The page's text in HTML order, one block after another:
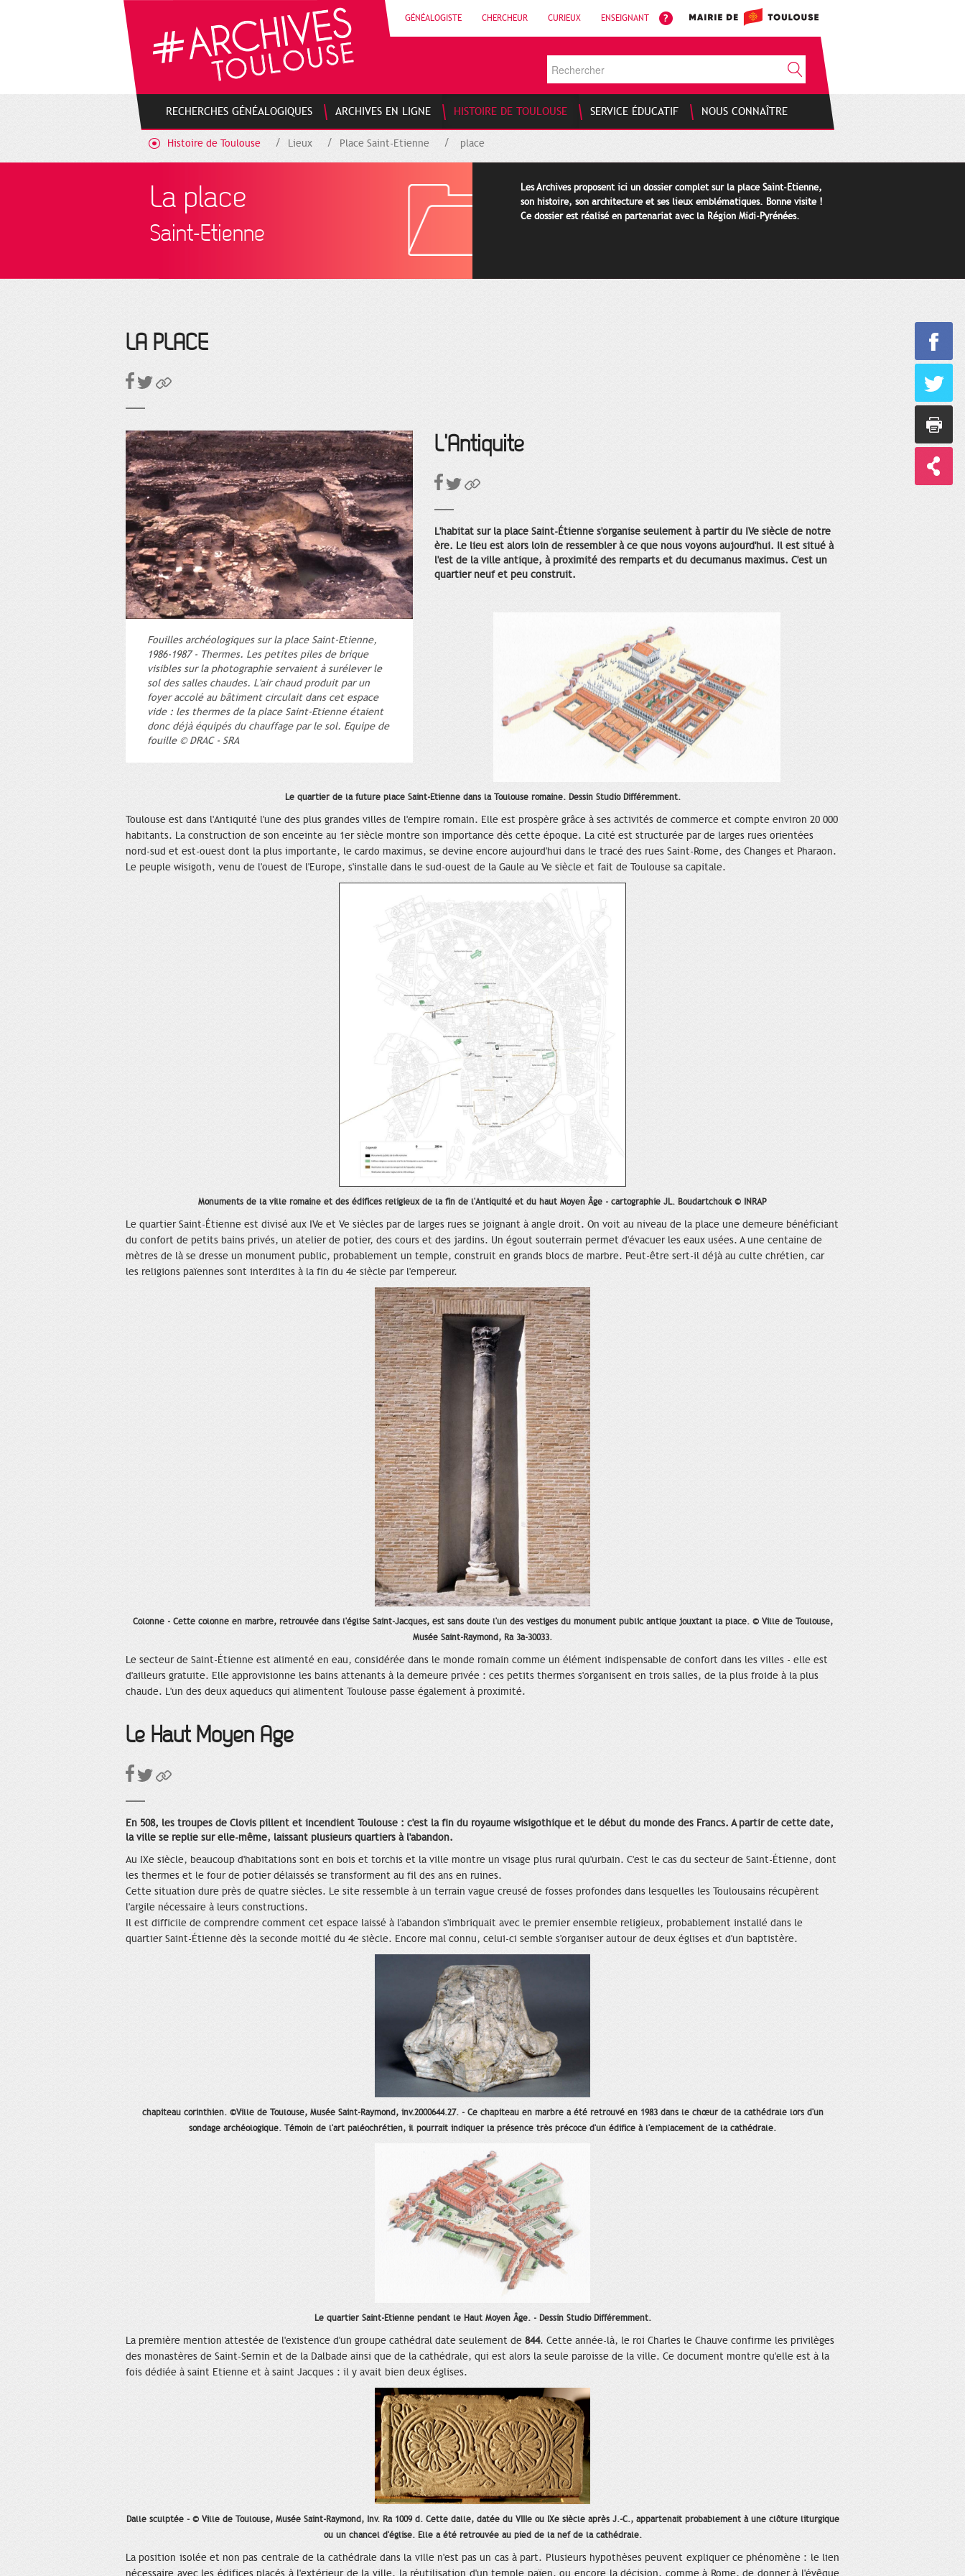
GÉNÉALOGISTE CHERCHEUR CURIEUX ENSEIGNANT
RECHERCHES GÉNÉALOGIQUES ARCHIVES EN LIGNE HISTOIRE DE TOULOUSE SERVICE ÉDUCATIF NOUS CONNAÎTRE
Histoire de Toulouse Lieux Place Saint-Etienne place
La place
Saint-Etienne
Les Archives proposent ici un dossier complet sur la place Saint-Etienne,
son histoire, son architecture et ses lieux emblématiques. Bonne visite !
Ce dossier est réalisé en partenariat avec la Région Midi-Pyrénées.
LA PLACE
Fouilles archéologiques sur la place Saint-Etienne,
1986-1987 - Thermes. Les petites piles de brique
visibles sur la photographie servaient à surélever le
sol des salles chaudes. L'air chaud produit par un
foyer accolé au bâtiment circulait dans cet espace
vide : les thermes de la place Saint-Etienne étaient
donc déjà équipés du chauffage par le sol. Equipe de
fouille © DRAC - SRA
L'Antiquité
L'habitat sur la place Saint-Étienne s'organise seulement à partir du IVe siècle de notre
ère. Le lieu est alors loin de ressembler à ce que nous voyons aujourd'hui. Il est situé à
l'est de la ville antique, à proximité des remparts et du decumanus maximus. C'est un
quartier neuf et peu construit.
Le quartier de la future place Saint-Etienne dans la Toulouse romaine. Dessin Studio Différemment.
Toulouse est dans l'Antiquité l'une des plus grandes villes de l'empire romain. Elle est prospère grâce à ses activités de commerce et compte environ 20 000
habitants. La construction de son enceinte au 1er siècle montre son importance dès cette époque. La cité est structurée par de larges rues orientées
nord-sud et est-ouest dont la plus importante, le cardo maximus, se devine encore aujourd'hui dans le tracé des rues Saint-Rome, des Changes et Pharaon.
Le peuple wisigoth, venu de l'ouest de l'Europe, s'installe dans le sud-ouest de la Gaule au Ve siècle et fait de Toulouse sa capitale.
Monuments de la ville romaine et des édifices religieux de la fin de l'Antiquité et du haut Moyen Âge - cartographie JL. Boudartchouk © INRAP
Le quartier Saint-Étienne est divisé aux IVe et Ve siècles par de larges rues se joignant à angle droit. On voit au niveau de la place une demeure bénéficiant
du confort de petits bains privés, un atelier de potier, des cours et des jardins. Un égout souterrain permet d'évacuer les eaux usées. A une centaine de
mètres de là se dresse un monument public, probablement un temple, construit en grands blocs de marbre. Peut-être sert-il déjà au culte chrétien, car
les religions païennes sont interdites à la fin du 4e siècle par l'empereur.
Colonne - Cette colonne en marbre, retrouvée dans l'église Saint-Jacques, est sans doute l'un des vestiges du monument public antique jouxtant la place. © Ville de Toulouse,
Musée Saint-Raymond, Ra 3a-30033.
Le secteur de Saint-Étienne est alimenté en eau, considérée dans le monde romain comme un élément indispensable de confort dans les villes - elle est
d'ailleurs gratuite. Elle approvisionne les bains attenants à la demeure privée : ces petits thermes s'organisent en trois salles, de la plus froide à la plus
chaude. L'un des deux aqueducs qui alimentent Toulouse passe également à proximité.
Le Haut Moyen Âge
En 508, les troupes de Clovis pillent et incendient Toulouse : c'est la fin du royaume wisigothique et le début du monde des Francs. A partir de cette date,
la ville se replie sur elle-même, laissant plusieurs quartiers à l'abandon.
Au IXe siècle, beaucoup d'habitations sont en bois et torchis et la ville montre un visage plus rural qu'urbain. C'est le cas du secteur de Saint-Étienne, dont
les thermes et le four de potier délaissés se transforment au fil des ans en ruines.
Cette situation dure près de quatre siècles. Le site ressemble à un terrain vague creusé de fosses profondes dans lesquelles les Toulousains récupèrent
l'argile nécessaire à leurs constructions.
Il est difficile de comprendre comment cet espace laissé à l'abandon s'imbriquait avec le premier ensemble religieux, probablement installé dans le
quartier Saint-Étienne dès la seconde moitié du 4e siècle. Encore mal connu, celui-ci semble s'organiser autour de deux églises et d'un baptistère.
chapiteau corinthien. ©Ville de Toulouse, Musée Saint-Raymond, inv.2000644.27. - Ce chapiteau en marbre a été retrouvé en 1983 dans le chœur de la cathédrale lors d'un
sondage archéologique. Témoin de l'art paléochrétien, il pourrait indiquer la présence très précoce d'un édifice à l'emplacement de la cathédrale.
Le quartier Saint-Etienne pendant le Haut Moyen Âge. - Dessin Studio Différemment.
La première mention attestée de l'existence d'un groupe cathédral date seulement de 844. Cette année-là, le roi Charles le Chauve confirme les privilèges
des monastères de Saint-Sernin et de la Dalbade ainsi que de la cathédrale, qui est alors la seule paroisse de la ville. Ce document montre qu'elle est à la
fois dédiée à saint Etienne et à saint Jacques : il y avait bien deux églises.
Dalle sculptée - © Ville de Toulouse, Musée Saint-Raymond, Inv. Ra 1009 d. Cette dalle, datée du VIIIe ou IXe siècle après J.-C., appartenait probablement à une clôture liturgique
ou un chancel d'église. Elle a été retrouvée au pied de la nef de la cathédrale.
La position isolée et non pas centrale de la cathédrale dans la ville n'est pas un cas à part. Plusieurs hypothèses peuvent expliquer ce phénomène : le lien
nécessaire avec les édifices placés à l'extérieur de la ville, la réutilisation d'un temple païen, ou encore la décision, comme à Rome, de donner à l'évêque
Cookies management panel